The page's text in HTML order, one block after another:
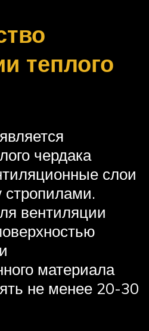
теплого
чердака
слои
стропилами.
вентиляции
материала
не менее 20-30